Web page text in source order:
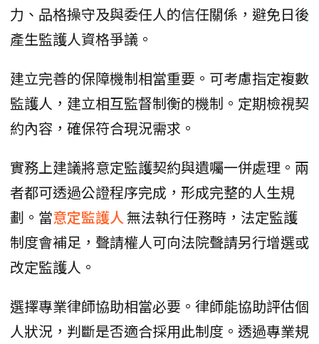
力、品格操守及與委任人的信任關係，避免日後
產生監護人資格爭議。
建立完善的保障機制相當重要。可考慮指定複數
監護人，建立相互監督制衡的機制。定期檢視契
約內容，確保符合現況需求。
實務上建議將意定監護契約與遺囑一併處理。兩
者都可透過公證程序完成，形成完整的人生規
劃。當意定監護人無法執行任務時，法定監護
制度會補足，聲請權人可向法院聲請另行增選或
改定監護人。
選擇專業律師協助相當必要。律師能協助評估個
人狀況，判斷是否適合採用此制度。透過專業規